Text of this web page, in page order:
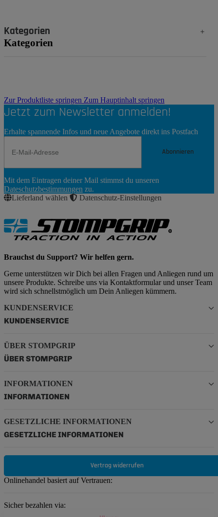
Kategorien
Kategorien
Zur Produktliste springen Zum Hauptinhalt springen
Jetzt zum Newsletter anmelden!
Erhalte spannende Infos und neue Angebote direkt ins Postfach
Abonnieren
Abonnieren
Mit dem Eintragen deiner Mail stimmst du unseren
Dateschutzbestimmungen zu.
Lieferland wählen
Datenschutz-Einstellungen
Brauchst du Support? Wir helfen gern.
Gerne unterstützen wir Dich bei allen Fragen und Anliegen rund um
unsere Produkte. Schreibe uns via Kontaktformular und unser Team
wird sich schnellstmöglich um Dein Anliegen kümmern.
KUNDENSERVICE
KUNDENSERVICE
ÜBER STOMPGRIP
ÜBER STOMPGRIP
INFORMATIONEN
INFORMATIONEN
GESETZLICHE INFORMATIONEN
GESETZLICHE INFORMATIONEN
Vertrag widerrufen
Onlinehandel basiert auf Vertrauen:
Sicher bezahlen via: